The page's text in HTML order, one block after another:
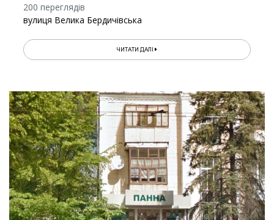
200 переглядів
вулиця Велика Бердичівська
ЧИТАТИ ДАЛІ